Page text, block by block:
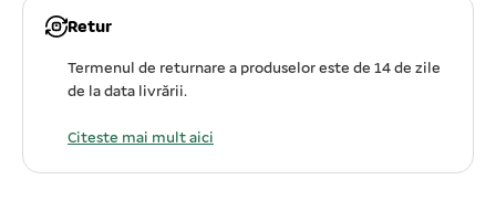
Retur
Termenul de returnare a produselor este de 14 de zile
de la data livrării.
Citeste mai mult aici